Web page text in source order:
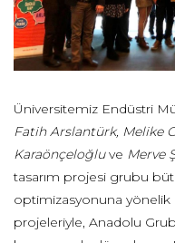
Üniversitemiz Endüstri
Fatih Arslantürk, Melike
Karaönçeloğluve Merve
tasarım projesi grubu
optimizasyonuna yönelik
projeleriyle, Anadolu